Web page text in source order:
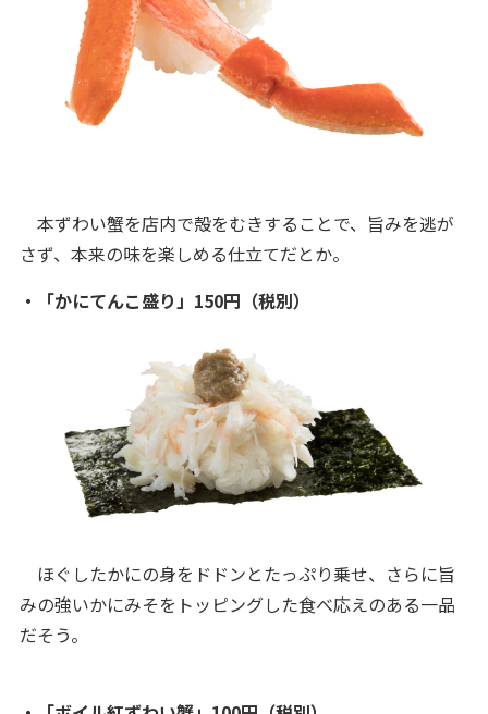
本ずわい蟹を店内で殻をむきすることで、旨みを逃が
さず、本来の味を楽しめる仕立てだとか。
・「かにてんこ盛り」150円（税別）
ほぐしたかにの身をドドンとたっぷり乗せ、さらに旨
みの強いかにみそをトッピングした食べ応えのある一品
だそう。